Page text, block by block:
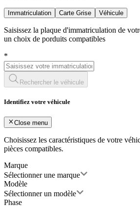
Immatriculation Carte Grise Véhicule
Saisissez la plaque d'immatriculation de
un choix de porduits compatibles
*
Rechercher le véhicule
Identifiez votre véhicule
Close menu
Choisissez les caractéristiques de votre
pièces compatibles.
Marque
Sélectionner une marque
Modèle
Sélectionner un modèle
Phase